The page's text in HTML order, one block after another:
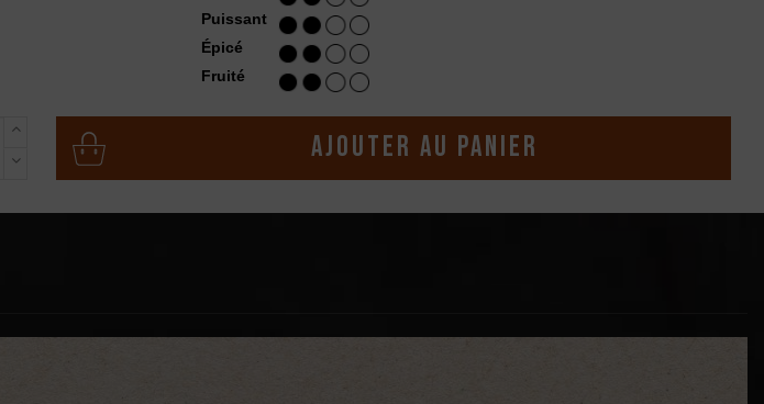
Puissant
Épicé
Fruité
Ajouter au panier